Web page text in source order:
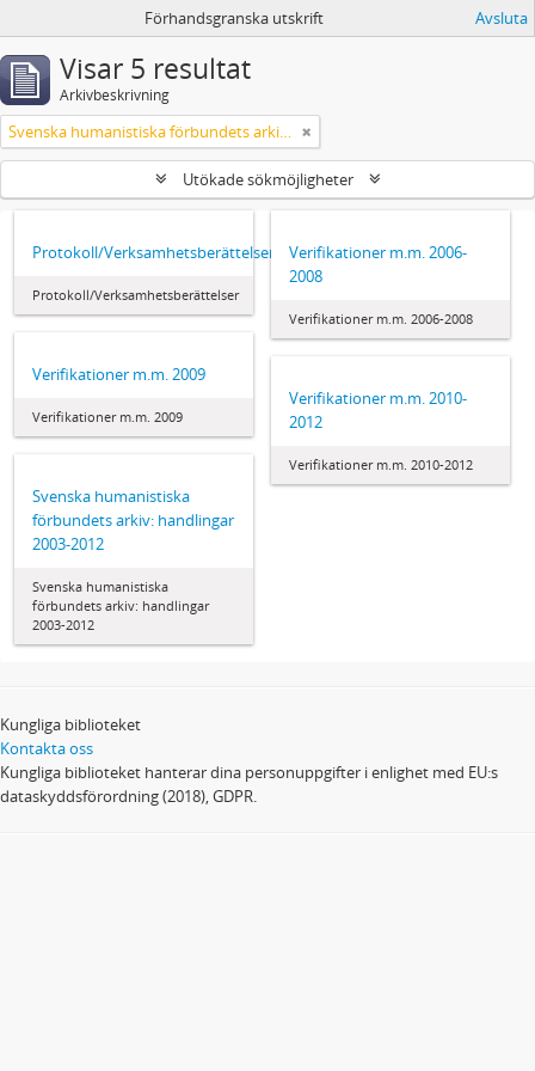
Förhandsgranska utskrift Avsluta
Visar 5 resultat
Arkivbeskrivning
Svenska humanistiska förbundets arkiv: handlingar 2003-2012
Utökade sökmöjligheter
Protokoll/Verksamhetsberättelser
Protokoll/Verksamhetsberättelser
Verifikationer m.m. 2006-
2008
Verifikationer m.m. 2006-2008
Verifikationer m.m. 2009
Verifikationer m.m. 2009
Verifikationer m.m. 2010-
2012
Verifikationer m.m. 2010-2012
Svenska humanistiska
förbundets arkiv: handlingar
2003-2012
Svenska humanistiska
förbundets arkiv: handlingar
2003-2012
Kungliga biblioteket
Kontakta oss
Kungliga biblioteket hanterar dina personuppgifter i enlighet med EU:s
dataskyddsförordning (2018), GDPR.